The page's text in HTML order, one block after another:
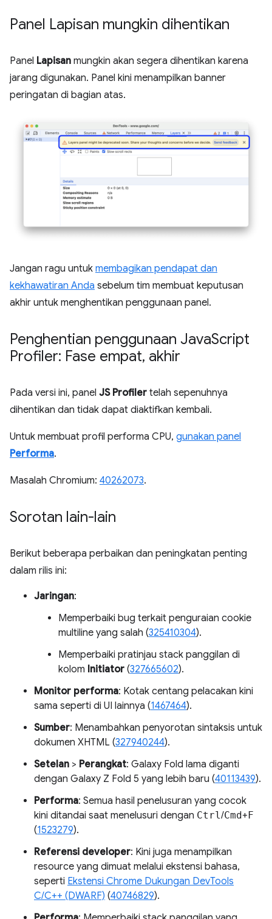
Panel Lapisan mungkin dihentikan
Panel Lapisan mungkin akan segera dihentikan karena
jarang digunakan. Panel kini menampilkan banner
peringatan di bagian atas.
Jangan ragu untuk membagikan pendapat dan
kekhawatiran Anda sebelum tim membuat keputusan
akhir untuk menghentikan penggunaan panel.
Penghentian penggunaan JavaScript
Profiler: Fase empat, akhir
Pada versi ini, panel JS Profiler telah sepenuhnya
dihentikan dan tidak dapat diaktifkan kembali.
Untuk membuat profil performa CPU, gunakan panel
Performa.
Masalah Chromium: 40262073.
Sorotan lain-lain
Berikut beberapa perbaikan dan peningkatan penting
dalam rilis ini:
Jaringan:
Memperbaiki bug terkait penguraian cookie
multiline yang salah (325410304).
Memperbaiki pratinjau stack panggilan di
kolom Initiator (327665602).
Monitor performa: Kotak centang pelacakan kini
sama seperti di UI lainnya (1467464).
Sumber: Menambahkan penyorotan sintaksis untuk
dokumen XHTML (327940244).
Setelan > Perangkat: Galaxy Fold lama diganti
dengan Galaxy Z Fold 5 yang lebih baru (40113439).
Performa: Semua hasil penelusuran yang cocok
kini ditandai saat menelusuri dengan Ctrl/Cmd+ F
(1523279).
Referensi developer: Kini juga menampilkan
resource yang dimuat melalui ekstensi bahasa,
seperti Ekstensi Chrome Dukungan DevTools
C/C++ (DWARF) (40746829).